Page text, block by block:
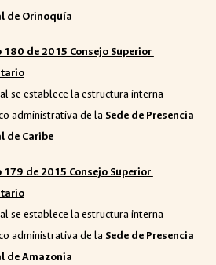
de Orinoquía
180 de 2015 Consejo Superior
se establece la estructura interna
administrativa de la Sede de Presencia
de Caribe
179 de 2015 Consejo Superior
se establece la estructura interna
administrativa de la Sede de Presencia
de Amazonia